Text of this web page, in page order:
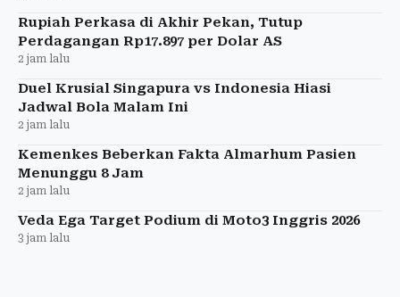
Rupiah Perkasa di Akhir Pekan, Tutup
Perdagangan Rp17.897 per Dolar AS
2 jam lalu
Duel Krusial Singapura vs Indonesia Hiasi
Jadwal Bola Malam Ini
2 jam lalu
Kemenkes Beberkan Fakta Almarhum Pasien
Menunggu 8 Jam
2 jam lalu
Veda Ega Target Podium di Moto3 Inggris 2026
3 jam lalu